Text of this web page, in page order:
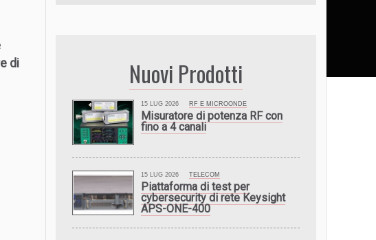
di
Nuovi Prodotti
15 LUG 2026 RF E MICROONDE
Misuratore di potenza RF con
fino a 4 canali
15 LUG 2026 TELECOM
Piattaforma di test per
cybersecurity di rete Keysight
APS-ONE-400